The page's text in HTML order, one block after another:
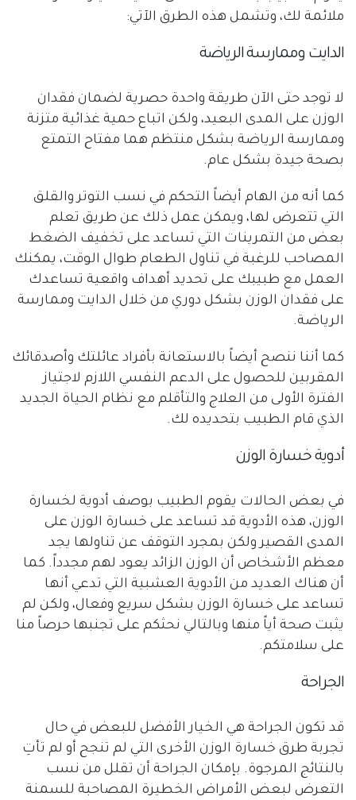
ملائمة لك، وتشمل هذه الطرق الآتي:
الدايت وممارسة الرياضة
لا توجد حتى الآن طريقة واحدة حصرية لضمان فقدان
الوزن على المدى البعيد، ولكن اتباع حمية غذائية متزنة
وممارسة الرياضة بشكل منتظم هما مفتاح التمتع
بصحة جيدة بشكل عام.
كما أنه من الهام أيضاً التحكم في نسب التوتر والقلق
التي تتعرض لها، ويمكن عمل ذلك عن طريق تعلم
بعض من التمرينات التي تساعد على تخفيف الضغط
المصاحب للرغبة في تناول الطعام طوال الوقت، يمكنك
العمل مع طبيبك على تحديد أهداف واقعية تساعدك
على فقدان الوزن بشكل دوري من خلال الدايت وممارسة
الرياضة.
كما أننا ننصح أيضاً بالاستعانة بأفراد عائلتك وأصدقائك
المقربين للحصول على الدعم النفسي اللازم لاجتياز
الفترة الأولى من العلاج والتأقلم مع نظام الحياة الجديد
الذي قام الطبيب بتحديده لك.
أدوية خسارة الوزن
في بعض الحالات يقوم الطبيب بوصف أدوية لخسارة
الوزن، هذه الأدوية قد تساعد على خسارة الوزن على
المدى القصير ولكن بمجرد التوقف عن تناولها يجد
معظم الأشخاص أن الوزن الزائد يعود لهم مجدداً. كما
أن هناك العديد من الأدوية العشبية التي تدعي أنها
تساعد على خسارة الوزن بشكل سريع وفعال، ولكن لم
يثبت صحة أياً منها وبالتالي نحثكم على تجنبها حرصاً منا
على سلامتكم.
الجراحة
قد تكون الجراحة هي الخيار الأفضل للبعض في حال
تجربة طرق خسارة الوزن الأخرى التي لم تنجح أو لم تأتِ
بالنتائج المرجوة. بإمكان الجراحة أن تقلل من نسب
التعرض لبعض الأمراض الخطيرة المصاحبة للسمنة